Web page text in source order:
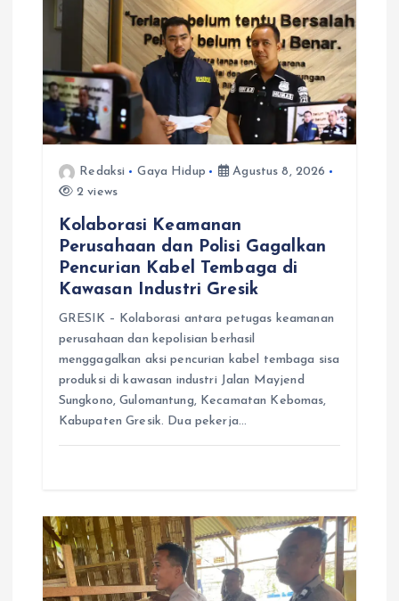
Redaksi Gaya Hidup
Agustus 8, 2026
2 views
Kolaborasi Keamanan
Perusahaan dan Polisi Gagalkan
Pencurian Kabel Tembaga di
Kawasan Industri Gresik
GRESIK – Kolaborasi antara petugas keamanan
perusahaan dan kepolisian berhasil
menggagalkan aksi pencurian kabel tembaga sisa
produksi di kawasan industri Jalan Mayjend
Sungkono, Gulomantung, Kecamatan Kebomas,
Kabupaten Gresik. Dua pekerja…